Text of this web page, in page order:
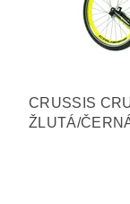
CRUSSIS
ŽLUTÁ/